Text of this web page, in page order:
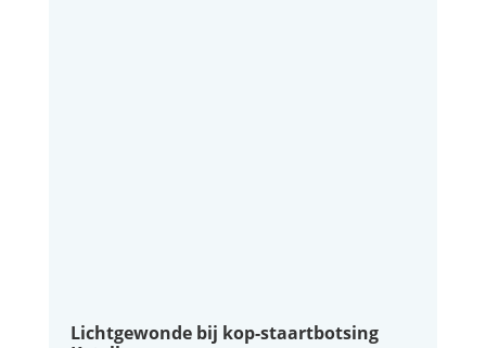
Lichtgewonde bij kop-staartbotsing